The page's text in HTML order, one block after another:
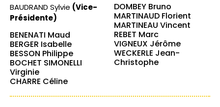
BAUDRAND Sylvie (Vice-
Présidente)
BENENATI Maud
BERGER Isabelle
BESSON Philippe
BOCHET SIMONELLI
Virginie
CHARRE Céline
DOMBEY Bruno
MARTINAUD Florient
MARTINEAU Vincent
REBET Marc
VIGNEUX Jérôme
WECKERLE Jean-
Christophe